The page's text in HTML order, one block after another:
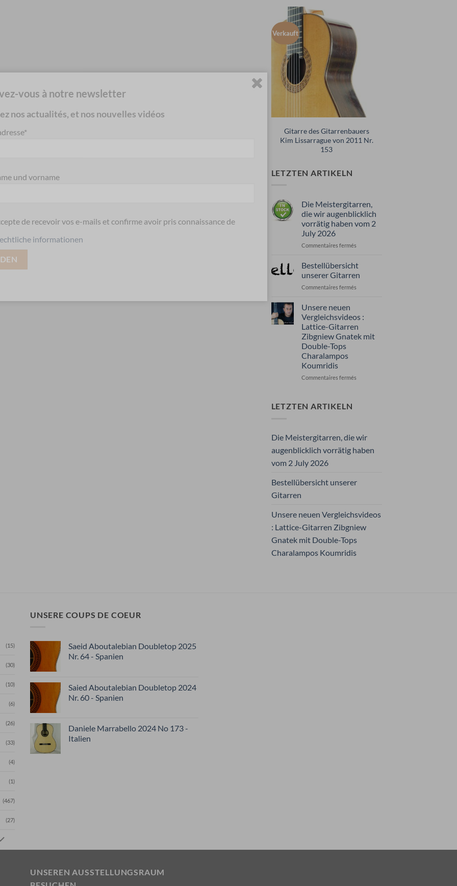
Verkauft
Gitarre des Gitarrenbauers
Kim Lissarrague von 2011 Nr.
153
LETZTEN ARTIKELN
Die Meistergitarren,
die wir augenblicklich
vorrätig haben vom 2
July 2026
Commentaires ferméssur
Meistergitarren,
wir
augenblicklich
July
2026
Bestellübersicht
unserer Gitarren
Commentaires ferméssur
Unsere neuen
Vergleichsvideos :
Lattice-Gitarren
Zibgniew Gnatek mit
Double-Tops
Charalampos
Koumridis
Commentaires ferméssur
Zibgniew
Gnatek
mit
Charalampos
LETZTEN ARTIKELN
Die Meistergitarren, die wir
augenblicklich vorrätig haben
vom 2 July 2026
Bestellübersicht unserer
Gitarren
Unsere neuen Vergleichsvideos
: Lattice-Gitarren Zibgniew
Gnatek mit Double-Tops
Charalampos Koumridis
(15)
(30)
(10)
(6)
(26)
(33)
(4)
(1)
(467)
(27)
UNSERE COUPS DE COEUR
Saeid Aboutalebian Doubletop 2025
Nr. 64 - Spanien
Saied Aboutalebian Doubletop 2024
Nr. 60 - Spanien
Daniele Marrabello 2024 No 173 -
Italien
UNSEREN AUSSTELLUNGSRAUM
vous à notre newsletter
nos actualités, et nos nouvelles vidéos
und vorname
de recevoir vos e-mails et confirme avoir pris connaissance de
informationen